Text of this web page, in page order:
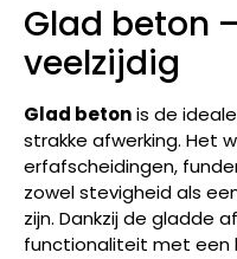
Glad beton
veelzijdig
Glad betonis de
strakke afwerking. Het
erfafscheidingen,
zowel stevigheid als
zijn. Dankzij de gladde
functionaliteit met een